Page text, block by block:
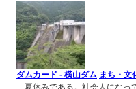
ダムカード - 横山ダム まち・文
夏休みである。社会人になっ